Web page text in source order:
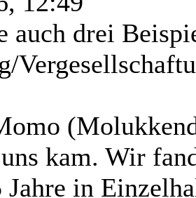
auch drei
kam. Wir
Jahre in